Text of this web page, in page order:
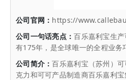
公司官网： https://
公司一句话亮点：百乐嘉利宝生
有175年，是全球唯一的全程业务
公司简介：百乐嘉利宝（苏州）
克力和可可产品制造商百乐嘉利